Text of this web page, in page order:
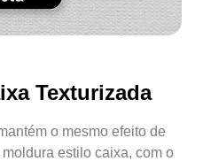
Texturizada
o mesmo efeito de
estilo caixa, com o